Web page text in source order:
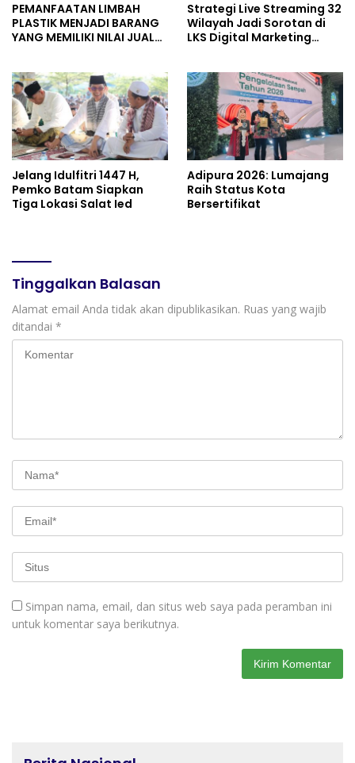
PEMANFAATAN LIMBAH
PLASTIK MENJADI BARANG
YANG MEMILIKI NILAI JUAL
Strategi Live Streaming 32
Wilayah Jadi Sorotan di
LKS Digital Marketing
Jelang Idulfitri 1447 H,
Pemko Batam Siapkan
Tiga Lokasi Salat Ied
Adipura 2026: Lumajang
Raih Status Kota
Bersertifikat
Tinggalkan Balasan
Alamat email Anda tidak akan dipublikasikan. Ruas yang wajib
ditandai *
Simpan nama, email, dan situs web saya pada peramban ini
untuk komentar saya berikutnya.